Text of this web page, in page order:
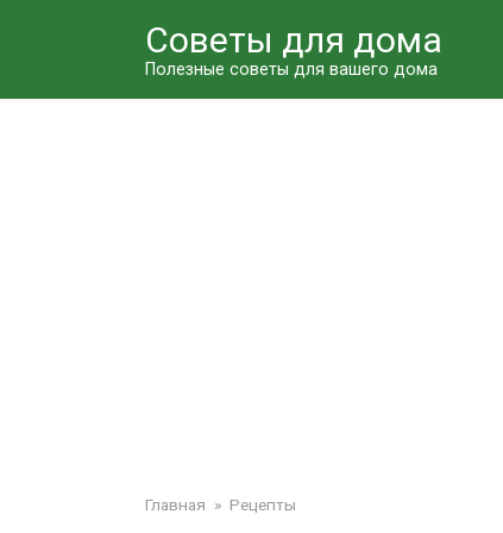
Советы для дома
Полезные советы для вашего дома
Главная » Рецепты